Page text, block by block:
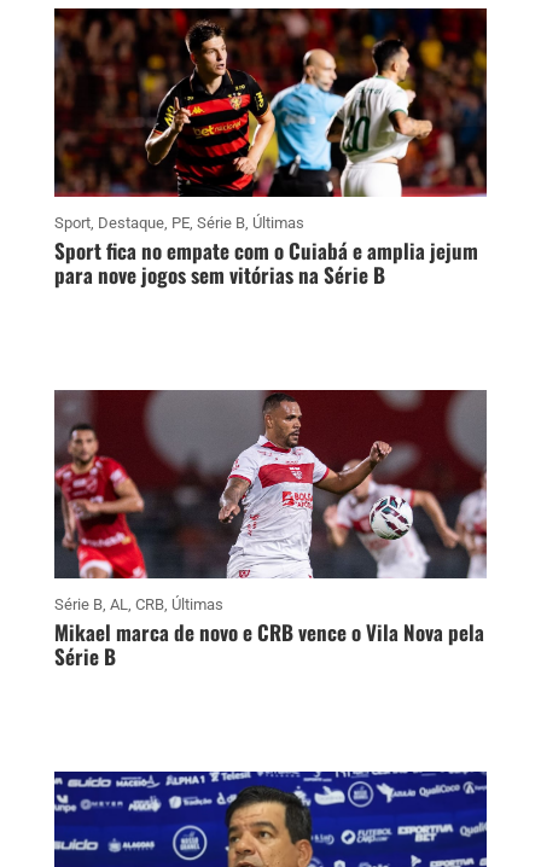
Sport, Destaque, PE, Série B, Últimas
Sport fica no empate com o Cuiabá e amplia jejum
para nove jogos sem vitórias na Série B
Série B, AL, CRB, Últimas
Mikael marca de novo e CRB vence o Vila Nova pela
Série B